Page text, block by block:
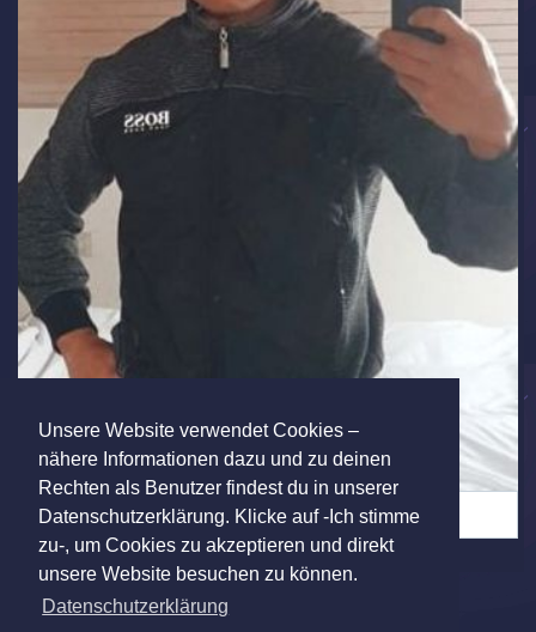
Unsere Website verwendet Cookies –
nähere Informationen dazu und zu deinen
Rechten als Benutzer findest du in unserer
Datenschutzerklärung. Klicke auf -Ich stimme
zu-, um Cookies zu akzeptieren und direkt
unsere Website besuchen zu können.
Datenschutzerklärung
Meine Fotos (5)